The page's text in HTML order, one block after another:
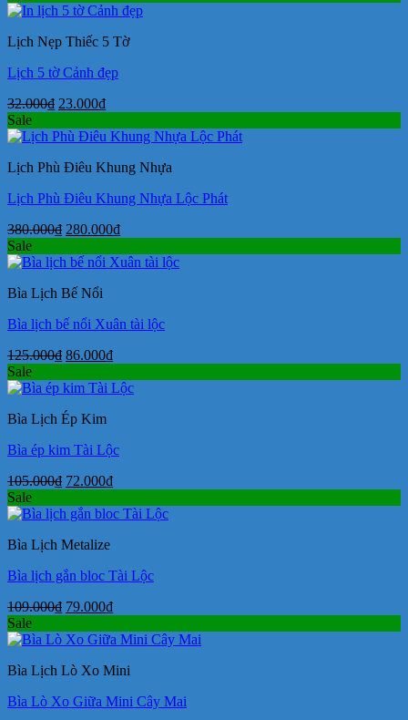
là:
tại
550.000₫.
Lịch Nẹp Thiếc 5 Tờ
Lịch 5 tờ Cảnh đẹp
32.000₫ Giá
là:
23.000₫Giá
tại
23.000₫.
Sale
Lịch Phù Điêu Khung Nhựa
Lịch Phù Điêu Khung Nhựa Lộc Phát
380.000₫ Giá
là:
280.000₫Giá
tại
Sale
Bìa Lịch Bế Nổi
Bìa lịch bế nổi Xuân tài lộc
125.000₫ Giá
là:
86.000₫Giá
tại
Sale
Bìa Lịch Ép Kim
Bìa ép kim Tài Lộc
105.000₫ Giá
là:
72.000₫Giá
tại
Sale
Bìa Lịch Metalize
Bìa lịch gắn bloc Tài Lộc
109.000₫ Giá
là:
79.000₫Giá
tại
79.000₫.
Sale
Bìa Lịch Lò Xo Mini
Bìa Lò Xo Giữa Mini Cây Mai